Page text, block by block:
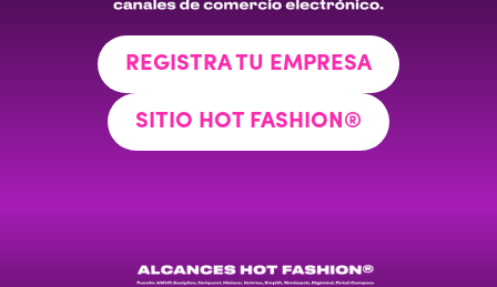
REGISTRA TU EMPRESA
SITIO HOT FASHION®